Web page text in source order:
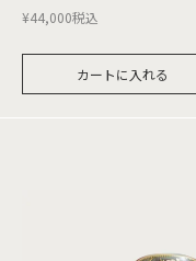
¥44,000税込
カートに入れる